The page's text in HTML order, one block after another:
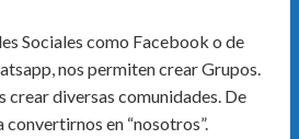
Sociales como Facebook o de
nos permiten crear Grupos.
crear diversas comunidades. De
convertirnos en “nosotros”.